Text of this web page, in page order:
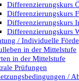
Differenzierungskurs
Differenzierungskurs
Differenzierungskurs
Differenzierungskurs
/ Individuelle
in der Mittelstufe
in der Mittelstufe
Prüfungen
/